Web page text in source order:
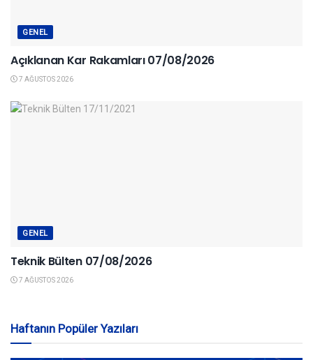
GENEL
Açıklanan Kar Rakamları 07/08/2026
7 AĞUSTOS 2026
GENEL
Teknik Bülten 07/08/2026
7 AĞUSTOS 2026
Haftanın Popüler Yazıları